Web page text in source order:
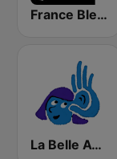
France Bleu Haute Normandie
La Belle Aventure